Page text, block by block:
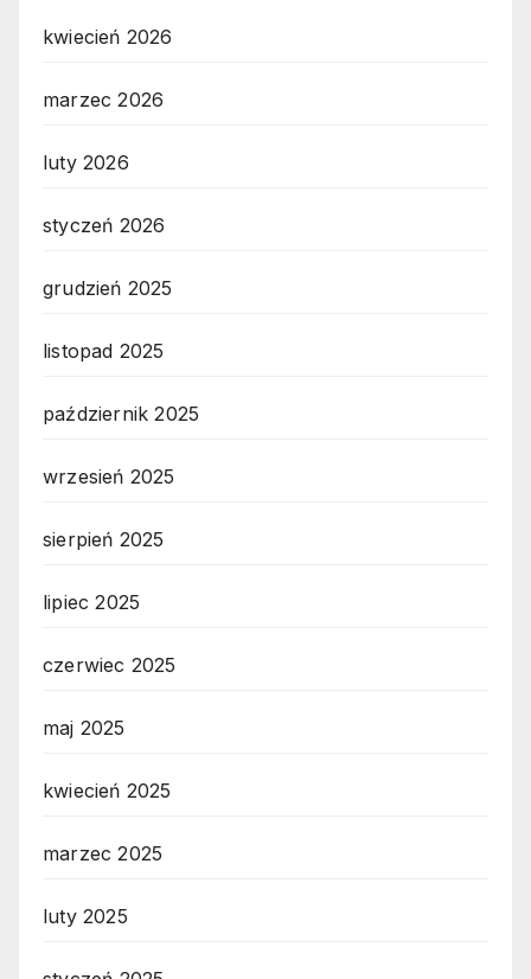
kwiecień 2026
marzec 2026
luty 2026
styczeń 2026
grudzień 2025
listopad 2025
październik 2025
wrzesień 2025
sierpień 2025
lipiec 2025
czerwiec 2025
maj 2025
kwiecień 2025
marzec 2025
luty 2025